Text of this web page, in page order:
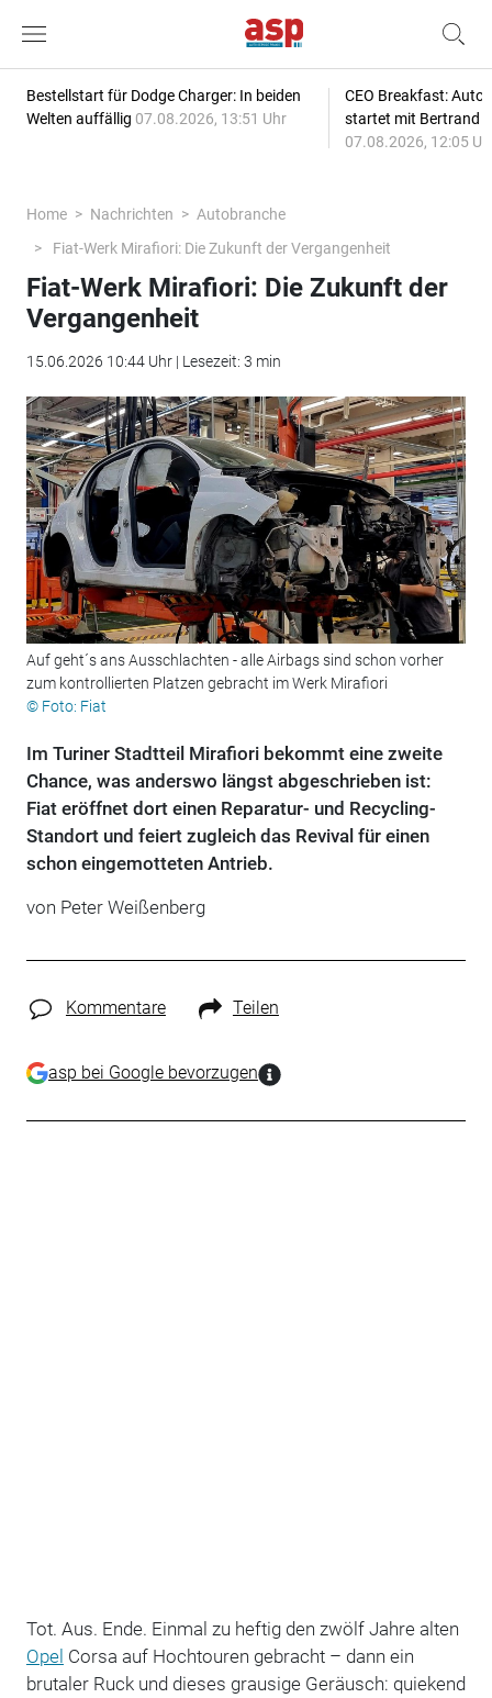
Bestellstart für Dodge Charger: In beiden
Welten auffällig 07.08.2026, 13:51 Uhr
CEO Breakfast:
startet mit Bertrand
07.08.2026, 12:05
Home Nachrichten
Autobranche
Fiat-Werk Mirafiori: Die Zukunft der Vergangenheit
Fiat-Werk Mirafiori: Die Zukunft der
Vergangenheit
15.06.2026 10:44 Uhr | Lesezeit: 3 min
Auf geht´s ans Ausschlachten - alle Airbags sind schon vorher
zum kontrollierten Platzen gebracht im Werk Mirafiori
© Foto: Fiat
Im Turiner Stadtteil Mirafiori bekommt eine zweite
Chance, was anderswo längst abgeschrieben ist:
Fiat eröffnet dort einen Reparatur- und Recycling-
Standort und feiert zugleich das Revival für einen
schon eingemotteten Antrieb.
von Peter Weißenberg
Kommentare Teilen
asp bei Google bevorzugen
Tot. Aus. Ende. Einmal zu heftig den zwölf Jahre alten
Opel Corsa auf Hochtouren gebracht – dann ein
brutaler Ruck und dieses grausige Geräusch: quiekend